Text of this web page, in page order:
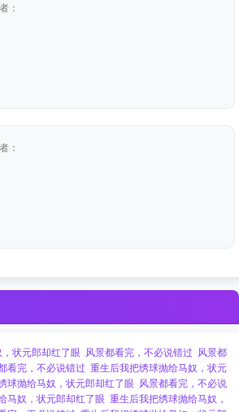
：
：
状元郎却红了眼 风景都看完，不必说错过 风景都
看完，不必说错过 重生后我把绣球抛给马奴，状元
球抛给马奴，状元郎却红了眼 风景都看完，不必说
马奴，状元郎却红了眼 重生后我把绣球抛给马奴，